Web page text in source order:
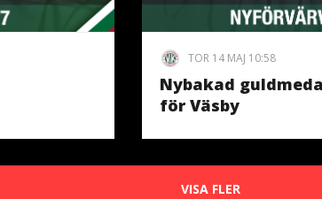
TOR 14 MAJ 10:58
Nybakad
för Väsby
VISA FLER